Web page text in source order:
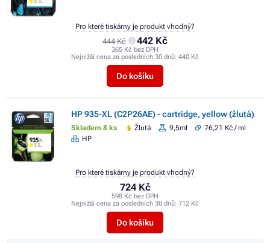
444 Kč 442 Kč
365 Kč bez DPH
Nejnižší cena za posledních 30 dnů: 440 Kč
Do košíku
Pro které tiskárny je produkt vhodný?
HP 935-XL (C2P26AE) - cartridge, yellow (žlutá)
Skladem 8 ks Žlutá 9,5ml
76,21 Kč / ml
HP
724 Kč
598 Kč bez DPH
Nejnižší cena za posledních 30 dnů: 712 Kč
Do košíku
Pro které tiskárny je produkt vhodný?